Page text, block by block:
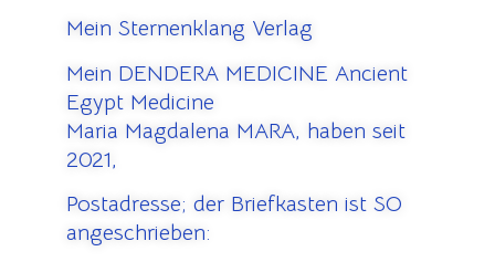
Mein Sternenklang Verlag
Mein DENDERA MEDICINE Ancient
Egypt Medicine
Maria Magdalena MARA, haben seit
2021,
Postadresse; der Briefkasten ist SO
angeschrieben: